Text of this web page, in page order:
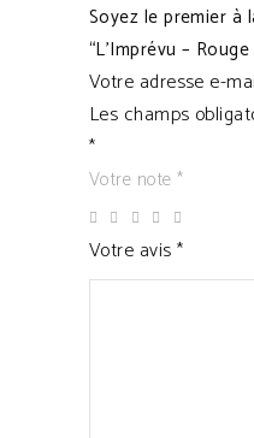
Soyez le premier à
“L’Imprévu – Rouge
Votre adresse e-
Les champs
*
Votre note *
Votre avis*